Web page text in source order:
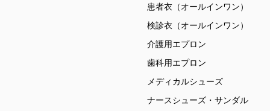
患者衣（オールインワン）
検診衣（オールインワン）
介護用エプロン
歯科用エプロン
メディカルシューズ
ナースシューズ・サンダル